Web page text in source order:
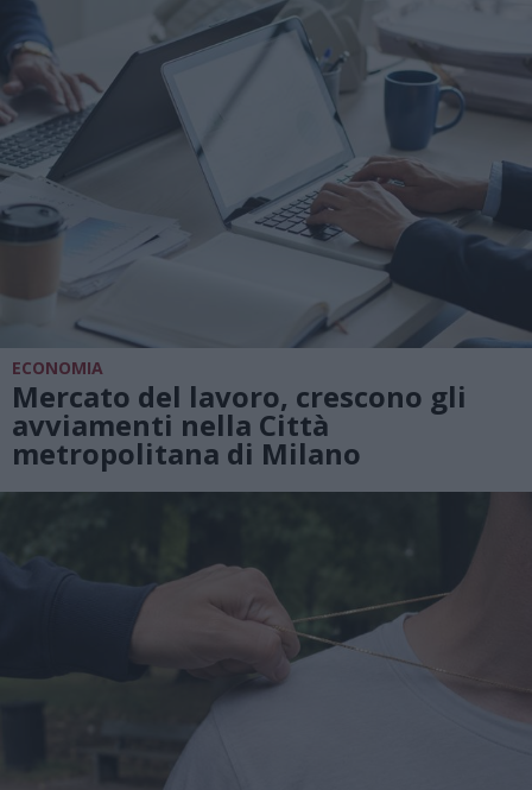
ECONOMIA
Mercato del lavoro, crescono gli
avviamenti nella Città
metropolitana di Milano